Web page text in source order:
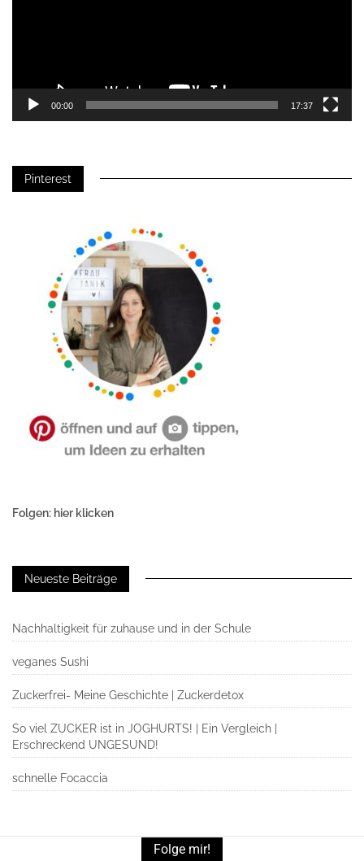
00:00 17:37
Pinterest
Folgen: hier klicken
Neueste Beiträge
Nachhaltigkeit für zuhause und in der Schule
veganes Sushi
Zuckerfrei- Meine Geschichte | Zuckerdetox
So viel ZUCKER ist in JOGHURTS! | Ein Vergleich |
Erschreckend UNGESUND!
schnelle Focaccia
Folge mir!